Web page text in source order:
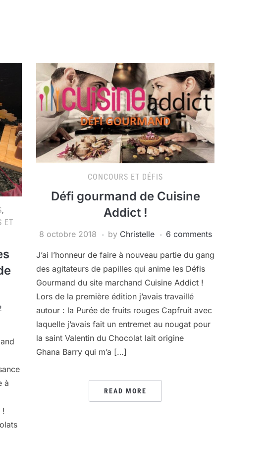
,
ET
à
!
CONCOURS ET DÉFIS
Défi gourmand de Cuisine
Addict !
8 octobre 2018 by Christelle 6 comments
J’ai l’honneur de faire à nouveau partie du gang
des agitateurs de papilles qui anime les Défis
Gourmand du site marchand Cuisine Addict !
Lors de la première édition j’avais travaillé
autour : la Purée de fruits rouges Capfruit avec
laquelle j’avais fait un entremet au nougat pour
la saint Valentin du Chocolat lait origine
Ghana Barry qui m’a […]
READ MORE